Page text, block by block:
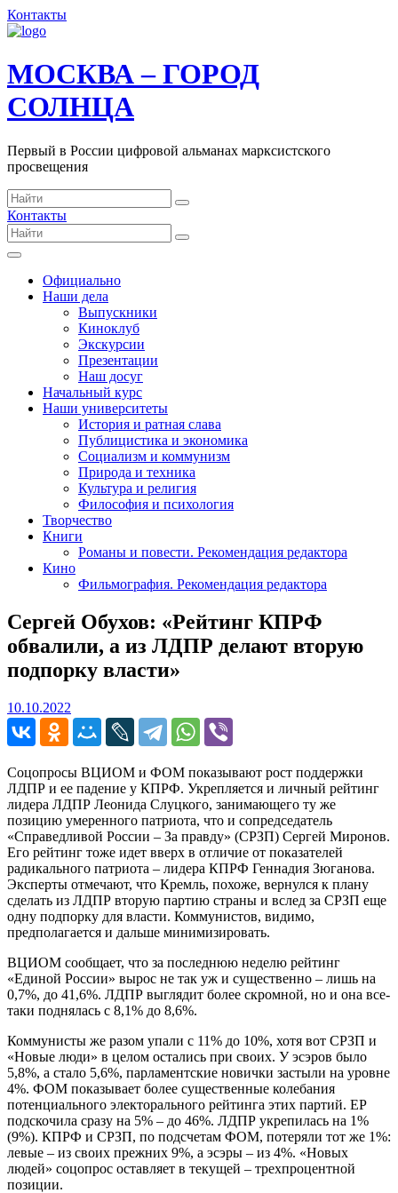
Контакты
МОСКВА – ГОРОД
СОЛНЦА
Первый в России цифровой альманах марксистского
просвещения
Контакты
Официально
Наши дела
Выпускники
Киноклуб
Экскурсии
Презентации
Наш досуг
Начальный курс
Наши университеты
История и ратная слава
Публицистика и экономика
Социализм и коммунизм
Природа и техника
Культура и религия
Философия и психология
Творчество
Книги
Романы и повести. Рекомендация редактора
Кино
Фильмография. Рекомендация редактора
Сергей Обухов: «Рейтинг КПРФ
обвалили, а из ЛДПР делают вторую
подпорку власти»
10.10.2022
Соцопросы ВЦИОМ и ФОМ показывают рост поддержки
ЛДПР и ее падение у КПРФ. Укрепляется и личный рейтинг
лидера ЛДПР Леонида Слуцкого, занимающего ту же
позицию умеренного патриота, что и сопредседатель
«Справедливой России – За правду» (СРЗП) Сергей Миронов.
Его рейтинг тоже идет вверх в отличие от показателей
радикального патриота – лидера КПРФ Геннадия Зюганова.
Эксперты отмечают, что Кремль, похоже, вернулся к плану
сделать из ЛДПР вторую партию страны и вслед за СРЗП еще
одну подпорку для власти. Коммунистов, видимо,
предполагается и дальше минимизировать.
ВЦИОМ сообщает, что за последнюю неделю рейтинг
«Единой России» вырос не так уж и существенно – лишь на
0,7%, до 41,6%. ЛДПР выглядит более скромной, но и она все-
таки поднялась с 8,1% до 8,6%.
Коммунисты же разом упали с 11% до 10%, хотя вот СРЗП и
«Новые люди» в целом остались при своих. У эсэров было
5,8%, а стало 5,6%, парламентские новички застыли на уровне
4%. ФОМ показывает более существенные колебания
потенциального электорального рейтинга этих партий. ЕР
подскочила сразу на 5% – до 46%. ЛДПР укрепилась на 1%
(9%). КПРФ и СРЗП, по подсчетам ФОМ, потеряли тот же 1%:
левые – из своих прежних 9%, а эсэры – из 4%. «Новых
людей» соцопрос оставляет в текущей – трехпроцентной
позиции.